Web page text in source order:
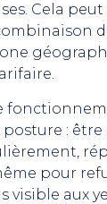
Cela
: être
pour
visible aux